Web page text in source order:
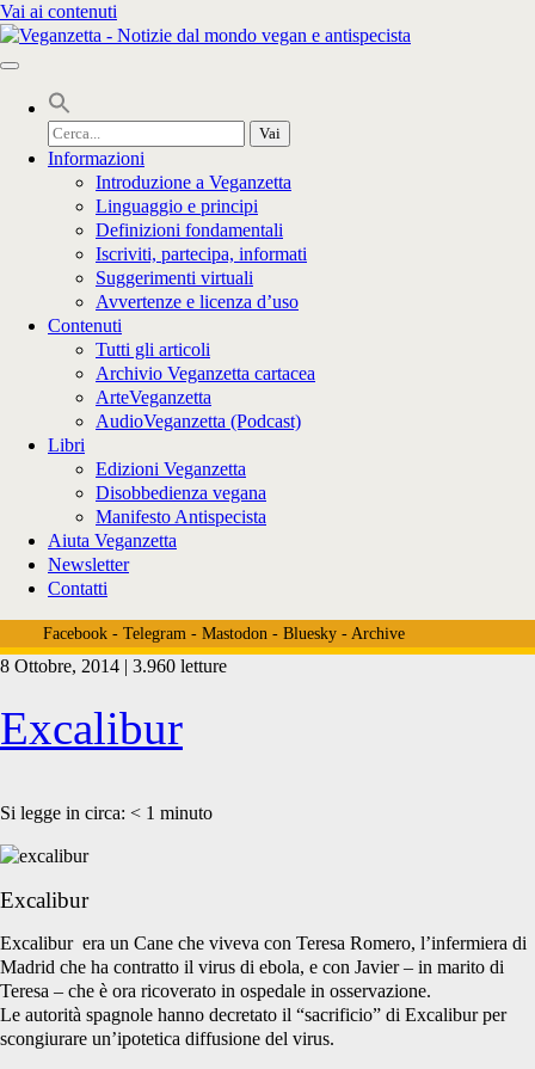
Vai ai contenuti
Cerca
per:
Informazioni
Introduzione a Veganzetta
Linguaggio e principi
Definizioni fondamentali
Iscriviti, partecipa, informati
Suggerimenti virtuali
Avvertenze e licenza d’uso
Contenuti
Tutti gli articoli
Archivio Veganzetta cartacea
ArteVeganzetta
AudioVeganzetta (Podcast)
Libri
Edizioni Veganzetta
Disobbedienza vegana
Manifesto Antispecista
Aiuta Veganzetta
Newsletter
Contatti
Facebook- Telegram- Mastodon- Bluesky- Archive
Tag:
<span>Javier</span>
8 Ottobre, 2014 | 3.960 letture
Excalibur
Si legge in circa: < 1 minuto
Excalibur
Excalibur era un Cane che viveva con Teresa Romero, l’infermiera di
Madrid che ha contratto il virus di ebola, e con Javier – in marito di
Teresa – che è ora ricoverato in ospedale in osservazione.
Le autorità spagnole hanno decretato il “sacrificio” di Excalibur per
scongiurare un’ipotetica diffusione del virus.